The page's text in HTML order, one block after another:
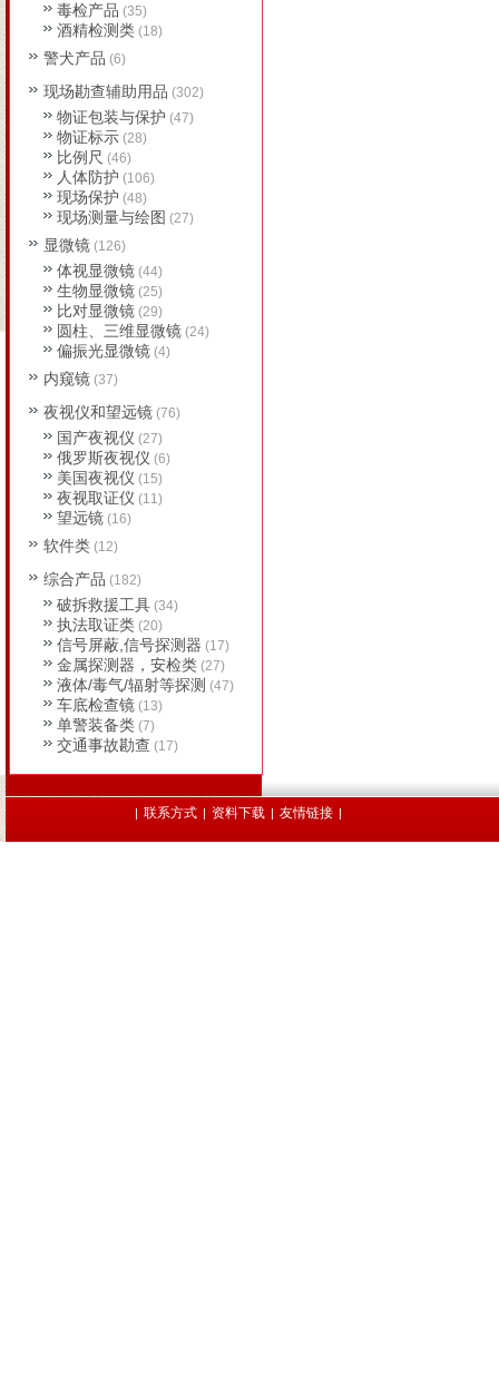
毒检产品 (35)
酒精检测类 (18)
警犬产品 (6)
现场勘查辅助用品 (302)
物证包装与保护 (47)
物证标示 (28)
比例尺 (46)
人体防护 (106)
现场保护 (48)
现场测量与绘图 (27)
显微镜 (126)
体视显微镜 (44)
生物显微镜 (25)
比对显微镜 (29)
圆柱、三维显微镜 (24)
偏振光显微镜 (4)
内窥镜 (37)
夜视仪和望远镜 (76)
国产夜视仪 (27)
俄罗斯夜视仪 (6)
美国夜视仪 (15)
夜视取证仪 (11)
望远镜 (16)
软件类 (12)
综合产品 (182)
破拆救援工具 (34)
执法取证类 (20)
信号屏蔽,信号探测器 (17)
金属探测器，安检类 (27)
液体/毒气/辐射等探测 (47)
车底检查镜 (13)
单警装备类 (7)
交通事故勘查 (17)
| 联系方式 | 资料下载 | 友情链接 |